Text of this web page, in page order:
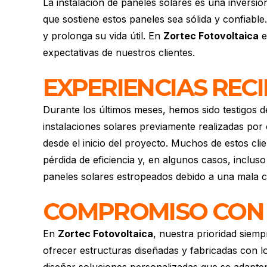
que sostiene estos paneles sea sólida y
y prolonga su vida útil. En Zortec Fotovoltaica
expectativas de nuestros clientes.
EXPERIENCIAS
Durante los últimos meses, hemos sido
instalaciones solares previamente realizadas
desde el inicio del proyecto. Muchos de estos
pérdida de eficiencia y, en algunos casos,
paneles solares estropeados debido a una
COMPROMISO
En Zortec Fotovoltaica, nuestra prioridad
ofrecer estructuras diseñadas y fabricadas con